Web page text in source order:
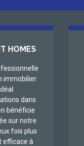
HOMES
immobilier
dans
bénéficie
sur notre
fois plus
efficace à